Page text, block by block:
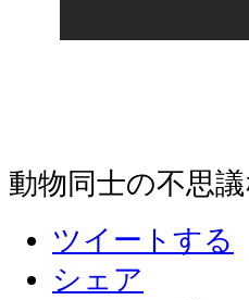
動物同士の不思
ツイートする
シェア